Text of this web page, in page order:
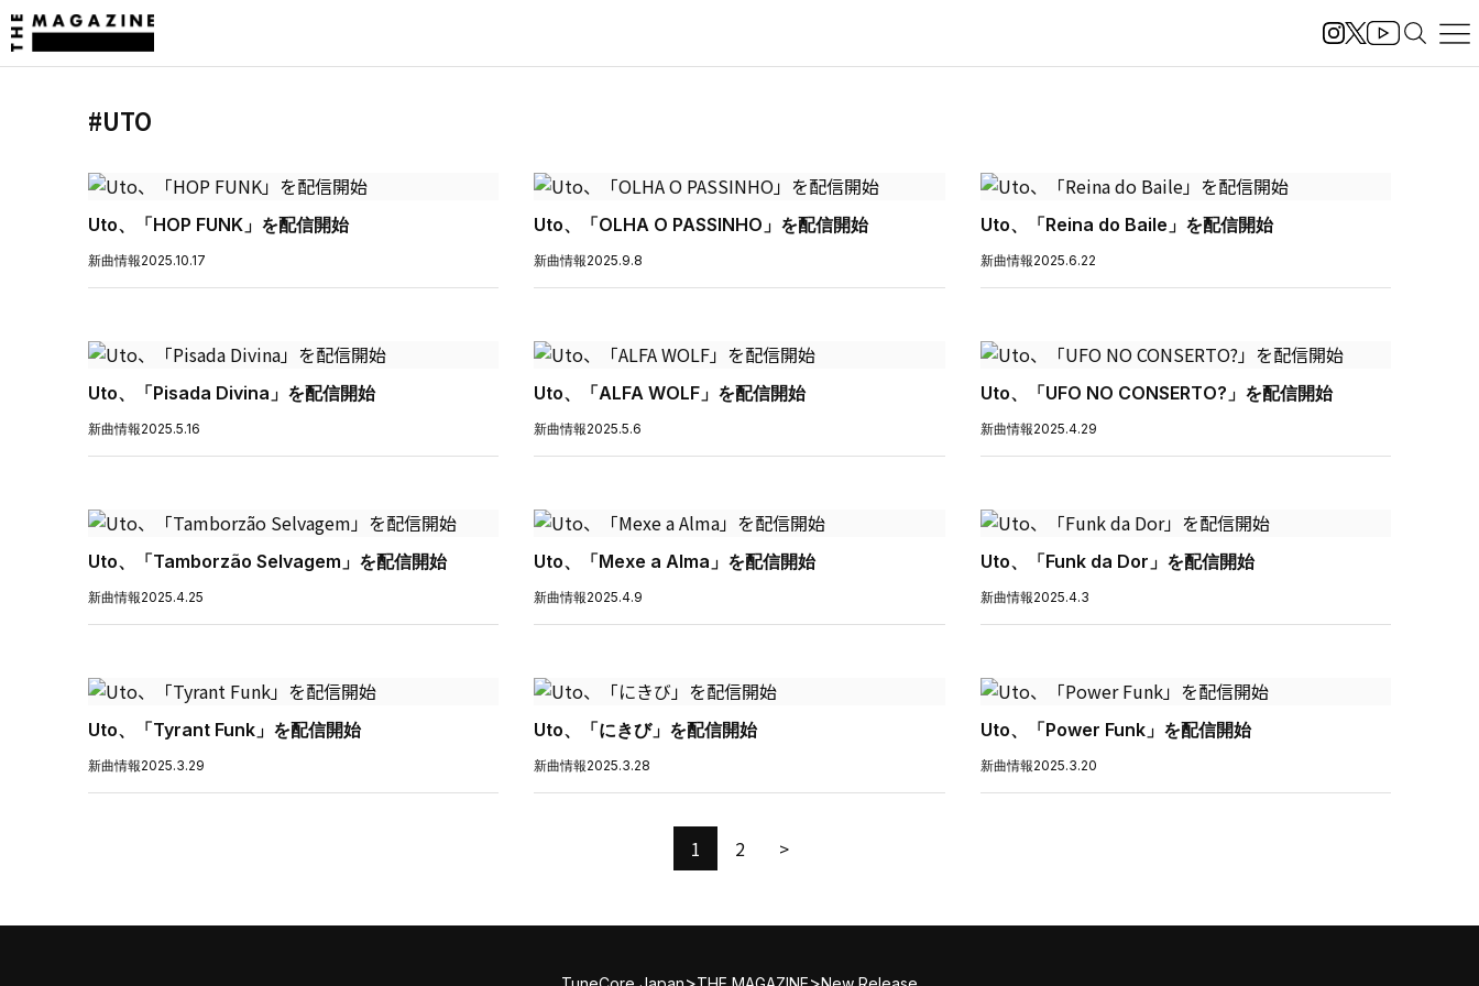
#UTO
Uto、「HOP FUNK」を配信開始
新曲情報2025.10.17
Uto、「OLHA O PASSINHO」を配信開始
新曲情報2025.9.8
Uto、「Reina do Baile」を配信開始
新曲情報2025.6.22
Uto、「Pisada Divina」を配信開始
新曲情報2025.5.16
Uto、「ALFA WOLF」を配信開始
新曲情報2025.5.6
Uto、「UFO NO CONSERTO?」を配信開始
新曲情報2025.4.29
Uto、「Tamborzão Selvagem」を配信開始
新曲情報2025.4.25
Uto、「Mexe a Alma」を配信開始
新曲情報2025.4.9
Uto、「Funk da Dor」を配信開始
新曲情報2025.4.3
Uto、「Tyrant Funk」を配信開始
新曲情報2025.3.29
Uto、「にきび」を配信開始
新曲情報2025.3.28
Uto、「Power Funk」を配信開始
新曲情報2025.3.20
1 2 >